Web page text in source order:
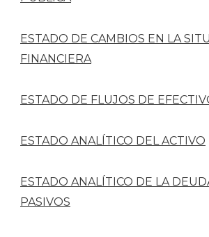
ESTADO DE CAMBIOS EN LA
FINANCIERA
ESTADO DE FLUJOS DE
ESTADO ANALÍTICO DEL ACTIVO
ESTADO ANALÍTICO DE LA
PASIVOS